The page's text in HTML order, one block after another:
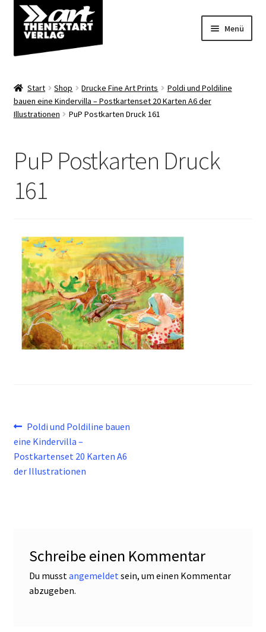
Zur
Navigation
springen
Zum
Inhalt
springen
Menü
Shop
Start Shop Drucke Fine Art Prints
Poldi und Poldiline
bauen eine Kindervilla – Postkartenset 20 Karten A6 der
Illustrationen
PuP Postkarten Druck 161
PuP Postkarten Druck
161
Beitragsnavigation
Vorheriger
Beitrag:
Poldi und Poldiline bauen
eine Kindervilla –
Postkartenset 20 Karten A6
der Illustrationen
Schreibe einen Kommentar
Du musst angemeldet sein, um einen Kommentar
abzugeben.